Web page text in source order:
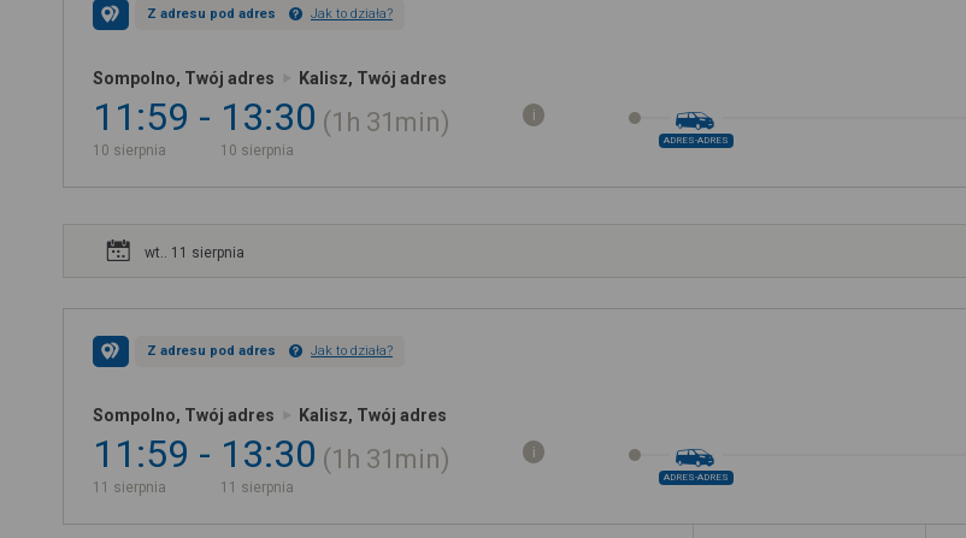
Z adresu pod adres Jak to działa?
Sompolno, Twój adres Kalisz, Twój adres
11:59
10 sierpnia
13:30
10 sierpnia
1h 31min
ADRES-ADRES
wt.. 11 sierpnia
Z adresu pod adres Jak to działa?
Sompolno, Twój adres Kalisz, Twój adres
11:59
11 sierpnia
13:30
11 sierpnia
1h 31min
ADRES-ADRES